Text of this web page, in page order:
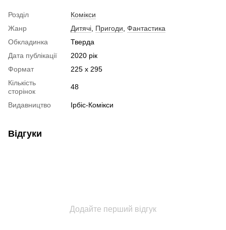
Розділ
Комікси
Жанр
Дитячі Пригоди Фантастика
Обкладинка
Тверда
Дата публікації
2020 рік
Формат
225 x 295
Кількість
сторінок
48
Видавництво Ірбіс-Комікси
Відгуки
Додайте перший відгук